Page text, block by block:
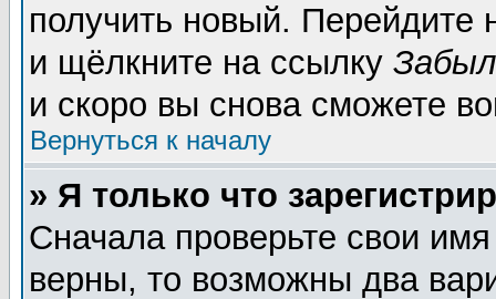
получить новый. Перейдите
и щёлкните на ссылку
и скоро вы снова сможете
Вернуться к началу
» Я только что
Сначала проверьте свои
верны, то возможны два